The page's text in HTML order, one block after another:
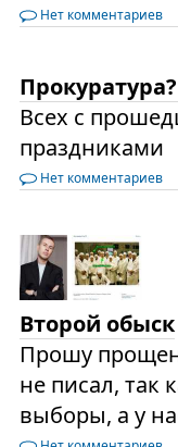
Нет комментариев
Всех с
праздниками
Нет комментариев
Второй обыск
Прошу
не писал, так
выборы, а у